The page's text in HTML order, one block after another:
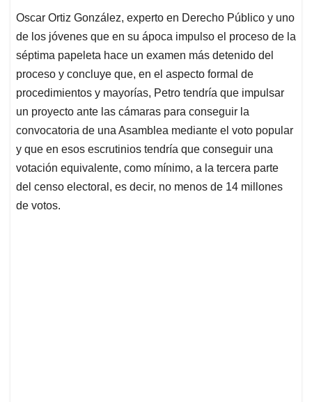
Oscar Ortiz González, experto en Derecho Público y uno
de los jóvenes que en su ápoca impulso el proceso de la
séptima papeleta hace un examen más detenido del
proceso y concluye que, en el aspecto formal de
procedimientos y mayorías, Petro tendría que impulsar
un proyecto ante las cámaras para conseguir la
convocatoria de una Asamblea mediante el voto popular
y que en esos escrutinios tendría que conseguir una
votación equivalente, como mínimo, a la tercera parte
del censo electoral, es decir, no menos de 14 millones
de votos.